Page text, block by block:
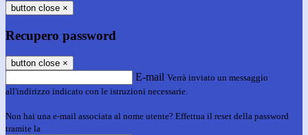
button close ×
Recupero password
button close ×
E-mail Verrà inviato un messaggio
all'indirizzo indicato con le istruzioni necessarie.
Non hai una e-mail associata al nome utente? Effettua il reset della password
tramite la